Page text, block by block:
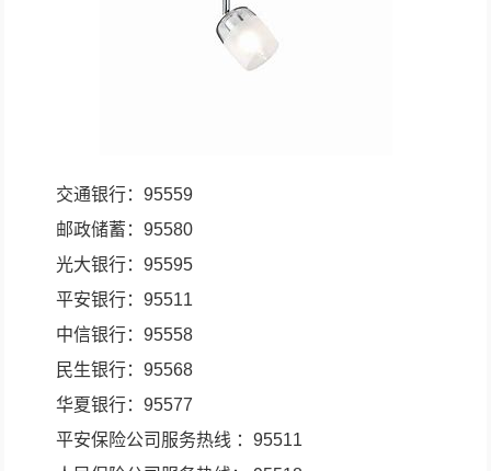
交通银行：95559
邮政储蓄：95580
光大银行：95595
平安银行：95511
中信银行：95558
民生银行：95568
华夏银行：95577
平安保险公司服务热线 ：95511